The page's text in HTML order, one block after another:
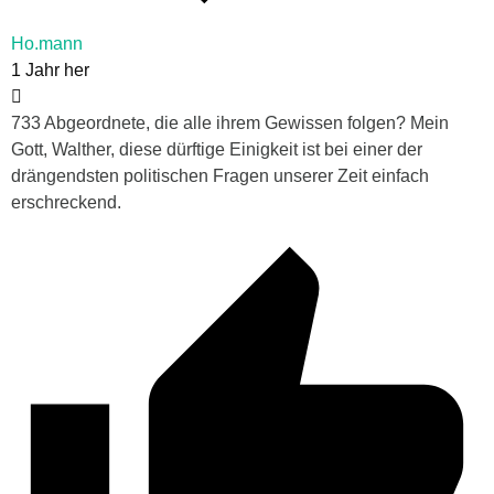
Ho.mann
1 Jahr her
733 Abgeordnete, die alle ihrem Gewissen folgen? Mein
Gott, Walther, diese dürftige Einigkeit ist bei einer der
drängendsten politischen Fragen unserer Zeit einfach
erschreckend.